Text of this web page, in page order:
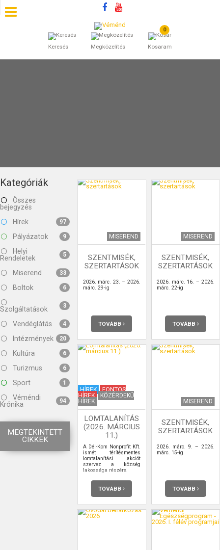
Keresés Megközelítés
0
Kosaram
SZÁLLÁSOK
BEJEGYZÉSEK
Kategóriák
Összes
bejegyzés
Hírek
97
Pályázatok 9
Helyi
Rendeletek
5
Miserend 33
Boltok 6
Szolgáltatások 3
Vendéglátás 4
Intézmények 20
Kultúra 6
Turizmus 6
Sport 1
Véméndi
Krónika
94
MEGTEKINTETT
CIKKEK
MISEREND
SZENTMISÉK,
SZERTARTÁSOK
2026. márc. 23. – 2026.
márc. 29-ig
TOVÁBB
MISEREND
SZENTMISÉK,
SZERTARTÁSOK
2026. márc. 16. – 2026.
márc. 22-ig
TOVÁBB
HÍREK
FONTOS
HÍREK
KÖZÉRDEKŰ
HÍREK
LOMTALANÍTÁS
(2026. MÁRCIUS
11.)
A Dél-Kom Nonprofit Kft.
ismét térítésmentes
lomtalanítási akciót
szervez a község
lakossága részére.
TOVÁBB
MISEREND
SZENTMISÉK,
SZERTARTÁSOK
2026. márc. 9. – 2026.
márc. 15-ig
TOVÁBB